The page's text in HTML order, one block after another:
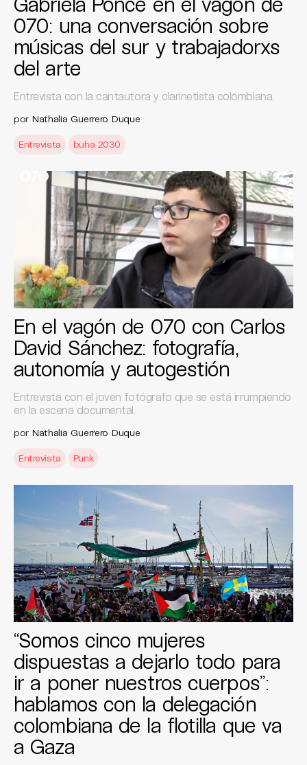
070: una conversación sobre
músicas del sur y trabajadorxs
del arte
Entrevista con la cantautora y clarinetista colombiana.
por Nathalia Guerrero Duque
Entrevista buha 2030
En el vagón de 070 con Carlos
David Sánchez: fotografía,
autonomía y autogestión
Entrevista con el joven fotógrafo que se está irrumpiendo
en la escena documental.
por Nathalia Guerrero Duque
Entrevista Punk
“Somos cinco mujeres
dispuestas a dejarlo todo para
ir a poner nuestros cuerpos”:
hablamos con la delegación
colombiana de la flotilla que va
a Gaza